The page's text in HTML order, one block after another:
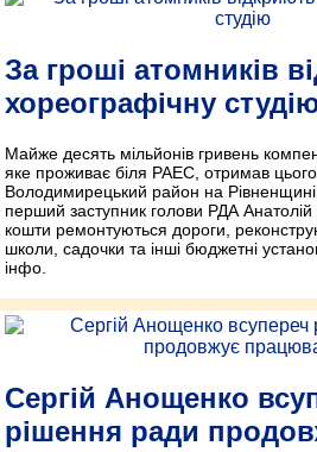
За гроші атомників
хореографічну
Майже десять мільйонів гривень
яке проживає біля РАЕС, отримав
Володимирецький район на
перший заступник голови РДА
кошти ремонтуються дороги,
школи, садочки та інші бюджетні
інфо.
Сергій Анощенко
рішення ради